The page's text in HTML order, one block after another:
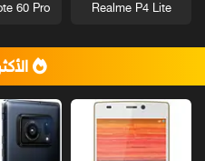
Realme P4 Lite
60 Pro